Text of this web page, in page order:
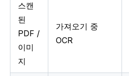
스캔
된
PDF /
이미
지
가져오기 중
OCR